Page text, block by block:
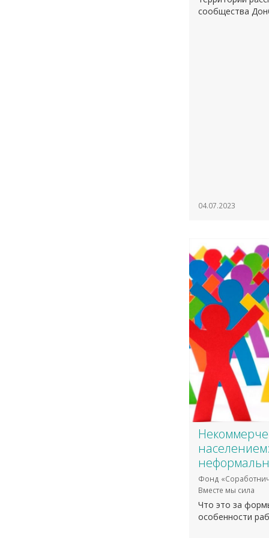
сообщества
04.07.2023
Фонд
Вместе мы сила
Что это за
особенности